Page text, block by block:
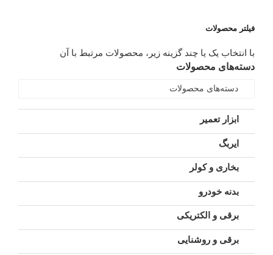
فیلتر محصولات
با انتخاب یک یا چند گزینه زیر، محصولات مرتبط با آن
دسته‌های محصولات
دسته‌های محصولات
ابزار تعمیر
ایربگ
بخاری و کولر
بدنه خودرو
برقی و الکتریکی
برقی و روشنایی